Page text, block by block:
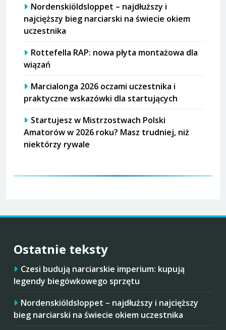
Nordenskiöldsloppet – najdłuższy i
najcięższy bieg narciarski na świecie okiem
uczestnika
Rottefella RAP: nowa płyta montażowa dla
wiązań
Marcialonga 2026 oczami uczestnika i
praktyczne wskazówki dla startujących
Startujesz w Mistrzostwach Polski
Amatorów w 2026 roku? Masz trudniej, niż
niektórzy rywale
Ostatnie teksty
Czesi budują narciarskie imperium: kupują
legendy biegówkowego sprzętu
Nordenskiöldsloppet – najdłuższy i najcięższy
bieg narciarski na świecie okiem uczestnika